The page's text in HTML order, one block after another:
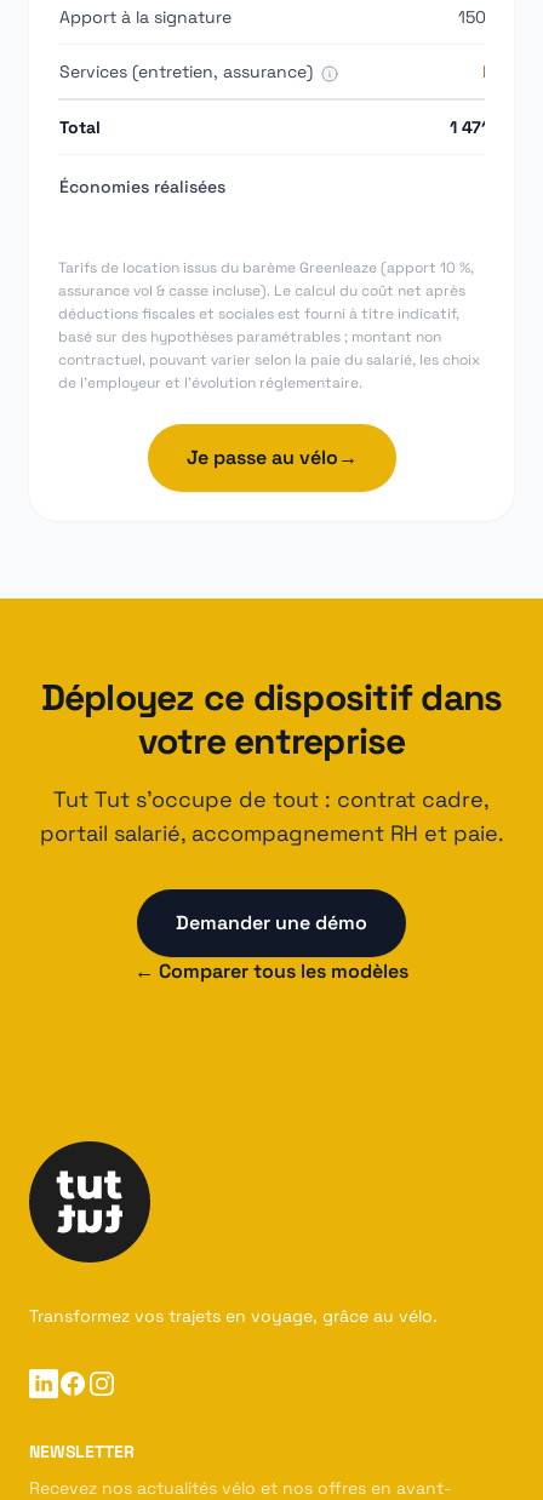
Apport à la signature 150,00 €
Services (entretien, assurance) Inclus
Total 1 471,92 €
Économies réalisées
Tarifs de location issus du barème Greenleaze (apport 10 %,
assurance vol & casse incluse). Le calcul du coût net après
déductions fiscales et sociales est fourni à titre indicatif,
basé sur des hypothèses paramétrables ; montant non
contractuel, pouvant varier selon la paie du salarié, les choix
de l'employeur et l'évolution réglementaire.
Je passe au vélo→
Déployez ce dispositif dans
votre entreprise
Tut Tut s'occupe de tout : contrat cadre,
portail salarié, accompagnement RH et paie.
Demander une démo
← Comparer tous les modèles
Transformez vos trajets en voyage, grâce au vélo.
Linkedin
Facebook
Instagram
NEWSLETTER
Recevez nos actualités vélo et nos offres en avant-